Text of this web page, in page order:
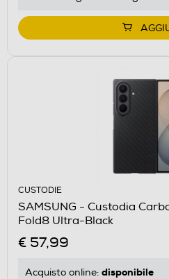
CUSTODIE
SAMSUNG - Custodia
Fold8 Ultra-Black
€ 57,99
Acquisto online: disponibile